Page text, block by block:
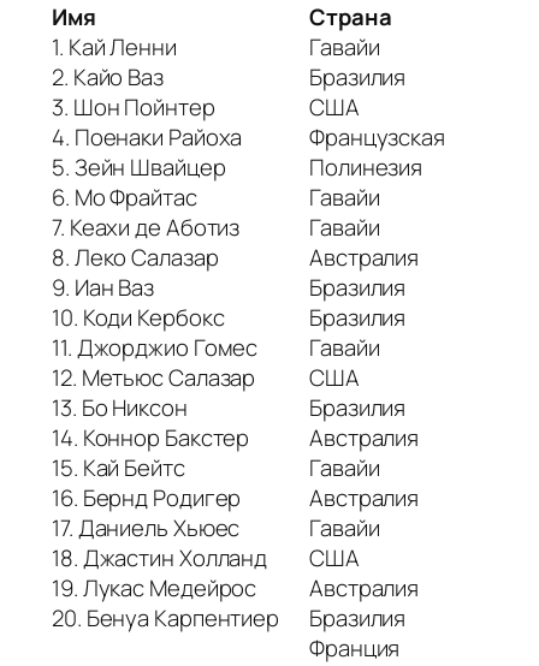
Имя
1. Кай Ленни
2. Кайо Ваз
3. Шон Пойнтер
4. Поенаки Райоха
5. Зейн Швайцер
6. Мо Фрайтас
7. Кеахи де Аботиз
8. Леко Салазар
9. Иан Ваз
10. Коди Кербокс
11. Джорджио Гомес
12. Метьюс Салазар
13. Бо Никсон
14. Коннор Бакстер
15. Кай Бейтс
16. Бернд Родигер
17. Даниель Хьюес
18. Джастин Холланд
19. Лукас Медейрос
20. Бенуа Карпентиер
Страна
Гавайи
Бразилия
США
Французская
Полинезия
Гавайи
Гавайи
Австралия
Бразилия
Бразилия
Гавайи
США
Бразилия
Австралия
Гавайи
Австралия
Гавайи
США
Австралия
Бразилия
Франция